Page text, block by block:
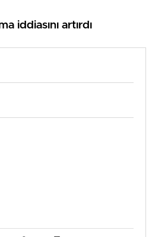
iddiasını artırdı